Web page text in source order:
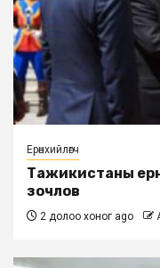
Ерөнхийлөгч
Тажикистаны
зочлов
2 долоо хоног ago